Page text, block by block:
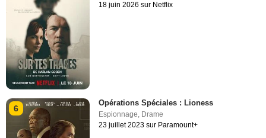
18 juin 2026 sur Netflix
6
Opérations Spéciales : Lioness
Espionnage, Drame
23 juillet 2023 sur Paramount+